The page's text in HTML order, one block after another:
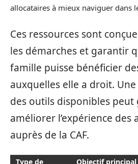
allocataires à mieux naviguer dans
Ces ressources sont
les démarches et garantir
famille puisse bénéficier
auxquelles elle a droit.
des outils disponibles
améliorer l’expérience des
auprès de la CAF.
Type de Objectif principal